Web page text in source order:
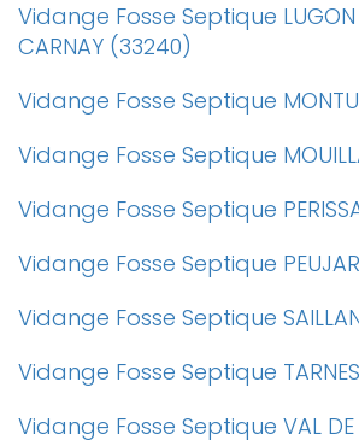
Vidange Fosse Septique LUGON
CARNAY (33240)
Vidange Fosse Septique
Vidange Fosse Septique
Vidange Fosse Septique
Vidange Fosse Septique
Vidange Fosse Septique
Vidange Fosse Septique
Vidange Fosse Septique VAL DE